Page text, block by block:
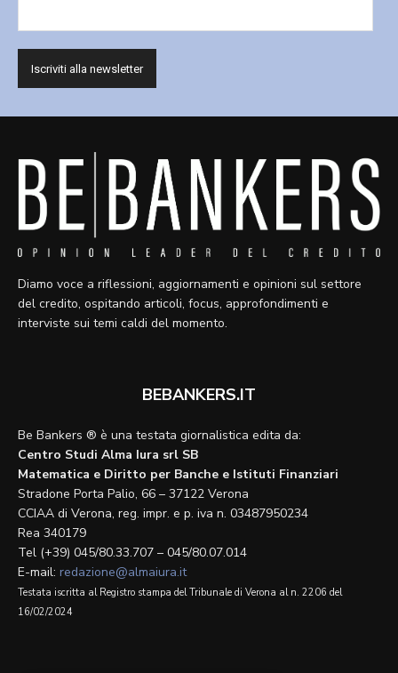
Diamo voce a riflessioni, aggiornamenti e opinioni sul settore
del credito, ospitando articoli, focus, approfondimenti e
interviste sui temi caldi del momento.
BEBANKERS.IT
Be Bankers ® è una testata giornalistica edita da:
Centro Studi Alma Iura srl SB
Matematica e Diritto per Banche e Istituti Finanziari
Stradone Porta Palio, 66 – 37122 Verona
CCIAA di Verona, reg. impr. e p. iva n. 03487950234
Rea 340179
Tel (+39) 045/80.33.707 – 045/80.07.014
E-mail: redazione@almaiura.it
Testata iscritta al Registro stampa del Tribunale di Verona al n. 2206 del
16/02/2024